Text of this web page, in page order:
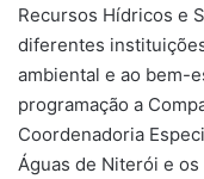
Recursos Hídricos e
diferentes
ambiental e ao bem-
programação a
Coordenadoria
Águas de Niterói e